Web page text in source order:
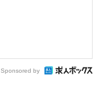
Sponsored by